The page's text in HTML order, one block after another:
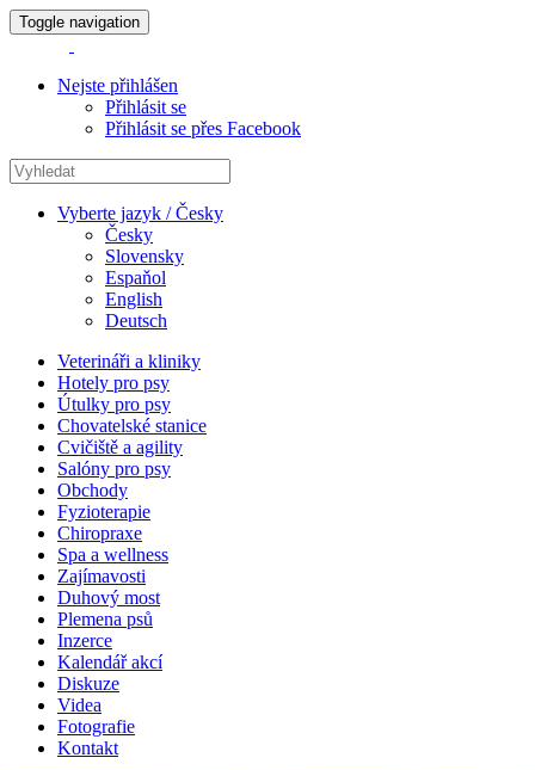
Toggle navigation
Nejste přihlášen
Přihlásit se
Přihlásit se přes Facebook
Vyberte jazyk / Česky
Česky
Slovensky
Espaňol
English
Deutsch
Veterináři a kliniky
Hotely pro psy
Útulky pro psy
Chovatelské stanice
Cvičiště a agility
Salóny pro psy
Obchody
Fyzioterapie
Chiropraxe
Spa a wellness
Zajímavosti
Duhový most
Plemena psů
Inzerce
Kalendář akcí
Diskuze
Videa
Fotografie
Kontakt